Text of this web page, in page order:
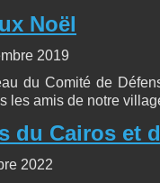
Noël
2019
du Comité de
les amis de notre
du Cairos et
2022